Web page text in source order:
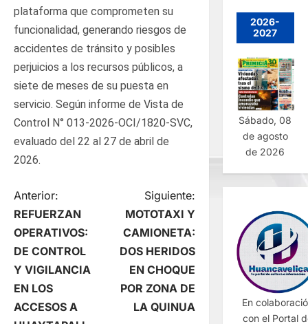
plataforma que comprometen su
funcionalidad, generando riesgos de
accidentes de tránsito y posibles
perjuicios a los recursos públicos, a
siete de meses de su puesta en
servicio. Según informe de Vista de
Control N° 013-2026-OCI/1820-SVC,
evaluado del 22 al 27 de abril de
2026.
N
a
v
e
Anterior:
REFUERZAN
OPERATIVOS:
DE CONTROL
Y VIGILANCIA
EN LOS
ACCESOS A
Siguiente:
MOTOTAXI Y
CAMIONETA:
DOS HERIDOS
EN CHOQUE
POR ZONA DE
LA QUINUA
2026-
2027
Sábado, 08
de agosto
de 2026
En
con el Portal